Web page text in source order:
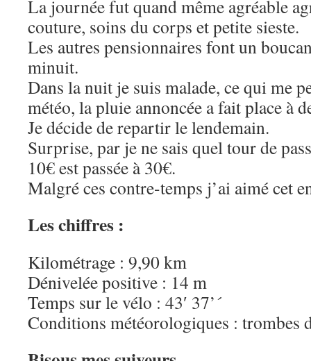
La journée fut quand même agréable
couture, soins du corps et petite sieste.
Les autres pensionnaires font un
minuit.
Dans la nuit je suis malade, ce qui me
météo, la pluie annoncée a fait place à
Je décide de repartir le lendemain.
Surprise, par je ne sais quel tour de
10€ est passée à 30€.
Malgré ces contre-temps j’ai aimé cet
Les chiffres :
Kilométrage : 9,90 km
Dénivelée positive : 14 m
Temps sur le vélo : 43′ 37’´
Conditions météorologiques : trombes